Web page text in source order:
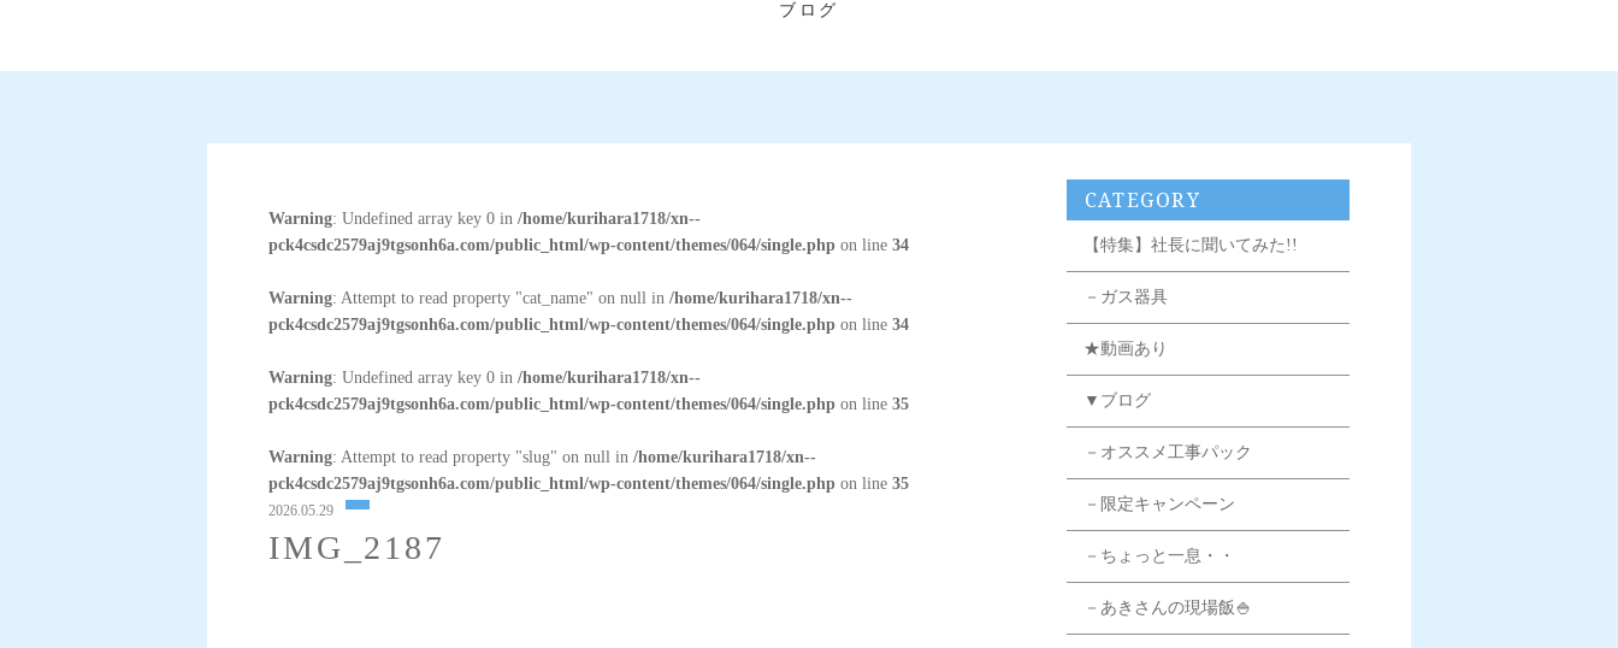
ブログ
Warning: Undefined array key 0 in/home/kurihara1718/xn--
pck4csdc2579aj9tgsonh6a.com/public_html/wp-content/themes/064/single.php on line34
Warning: Attempt to read property "cat_name" on null in/home/kurihara1718/xn--
pck4csdc2579aj9tgsonh6a.com/public_html/wp-content/themes/064/single.php on line34
Warning: Undefined array key 0 in/home/kurihara1718/xn--
pck4csdc2579aj9tgsonh6a.com/public_html/wp-content/themes/064/single.php on line35
Warning: Attempt to read property "slug" on null in/home/kurihara1718/xn--
pck4csdc2579aj9tgsonh6a.com/public_html/wp-content/themes/064/single.php on line35
2026.05.29
IMG_2187
CATEGORY
【特集】社長に聞いてみた!!
－ガス器具
★動画あり
▼ブログ
－オススメ工事パック
－限定キャンペーン
－ちょっと一息・・
－あきさんの現場飯🍚